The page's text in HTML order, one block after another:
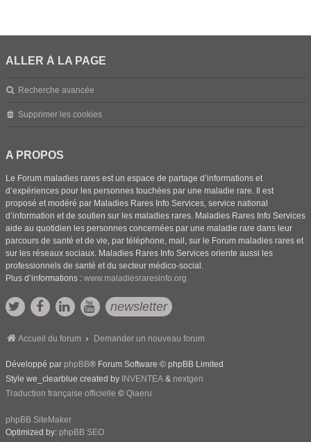
ALLER À LA PAGE
Recherche avancée
Supprimer les cookies
A PROPOS
Le Forum maladies rares est un espace de partage d’informations et
d’expériences pour les personnes touchées par une maladie rare. Il est
proposé et modéré par Maladies Rares Info Services, service national
d’information et de soutien sur les maladies rares. Maladies Rares Info Services
aide au quotidien les personnes concernées par une maladie rare dans leur
parcours de santé et de vie, par téléphone, mail, sur le Forum maladies rares et
sur les réseaux sociaux. Maladies Rares Info Services oriente aussi les
professionnels de santé et du secteur médico-social.
Plus d’informations : www.maladiesraresinfo.org
newsletter
Accueil du forum Demander un nouveau forum
Développé par phpBB® Forum Software © phpBB Limited
Style we_clearblue created by INVENTEA & nextgen
Traduction française officielle © Qiaeru
phpBB SiteMaker
Optimized by: phpBB SEO